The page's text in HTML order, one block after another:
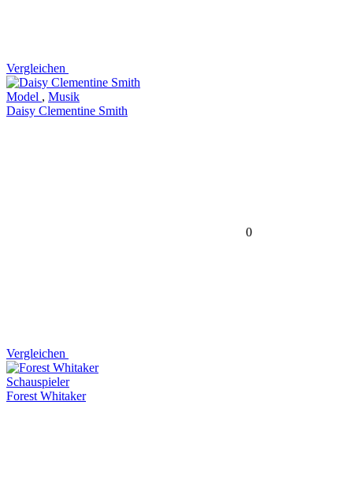
Vergleichen
Model , Musik
Daisy Clementine Smith
0
Vergleichen
Schauspieler
Forest Whitaker